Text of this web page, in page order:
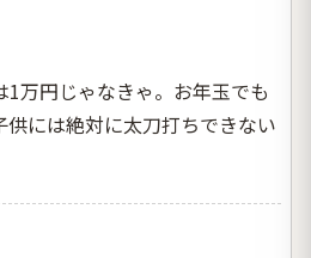
1万円じゃなきゃ。お年玉でも
には絶対に太刀打ちできない